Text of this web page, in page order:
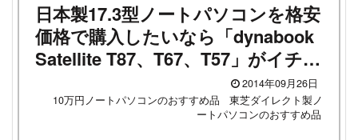
日本製17.3型ノートパソコンを格安
価格で購入したいなら「dynabook
Satellite T87、T67、T57」がイチオ
シ！予算9万円未満（会員価格後）
で素晴らしくハイスペックなノー
トパソコンがゲット出来ますよ！
2014年09月26日
10万円ノートパソコンのおすすめ品
東芝ダイレクト製ノ
ートパソコンのおすすめ品